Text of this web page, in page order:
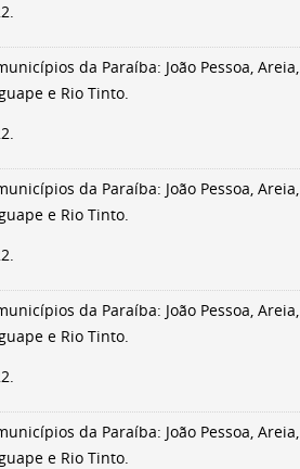
da Paraíba: João Pessoa, Areia,
e Rio Tinto.
da Paraíba: João Pessoa, Areia,
e Rio Tinto.
da Paraíba: João Pessoa, Areia,
e Rio Tinto.
da Paraíba: João Pessoa, Areia,
e Rio Tinto.